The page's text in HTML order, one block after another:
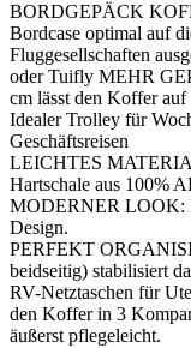
BORDGEPÄCK
Bordcase optimal auf
Fluggesellschaften
oder Tuifly MEHR
cm lässt den Koffer
Idealer Trolley für
Geschäftsreisen
LEICHTES
Hartschale aus 100%
MODERNER LOOK:
Design.
PERFEKT
beidseitig) stabilisiert
RV-Netztaschen für
den Koffer in 3
äußerst pflegeleicht.